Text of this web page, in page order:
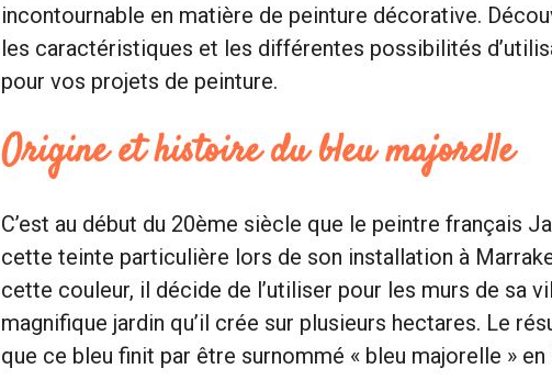
incontournable en matière de peinture décorative.
les caractéristiques et les différentes possibilités
pour vos projets de peinture.
Origine et histoire du bleu majorelle
C’est au début du 20ème siècle que le peintre français
cette teinte particulière lors de son installation à
cette couleur, il décide de l’utiliser pour les murs de sa
magnifique jardin qu’il crée sur plusieurs hectares. Le
que ce bleu finit par être surnommé « bleu majorelle »